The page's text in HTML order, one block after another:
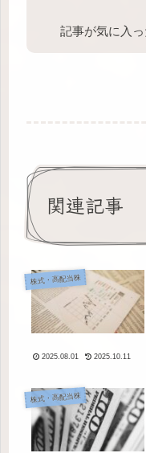
記事が気に入
関連記事
株式・高配当株
2025.08.01 2025.10.11
株式・高配当株